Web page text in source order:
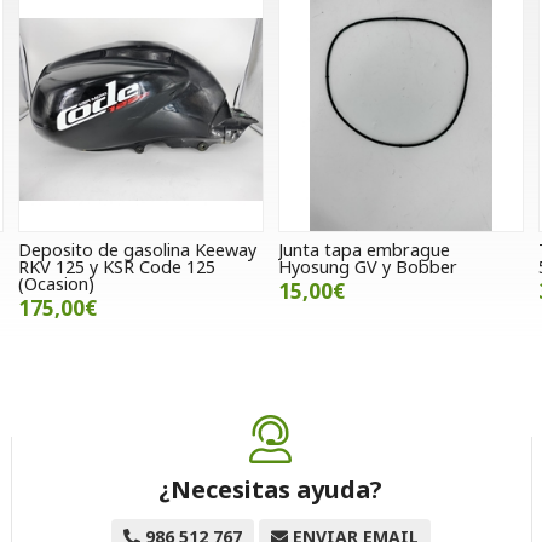
Deposito de gasolina Keeway
RKV 125 y KSR Code 125
(Ocasion)
175,00€
Junta tapa embrague
Hyosung GV y Bobber
15,00€
¿Necesitas ayuda?
986 512 767 ENVIAR EMAIL